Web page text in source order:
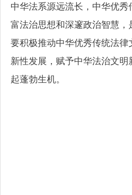
中华法系源远流长，中华优
富法治思想和深邃政治智慧，
要积极推动中华优秀传统法律
新性发展，赋予中华法治文
起蓬勃生机。